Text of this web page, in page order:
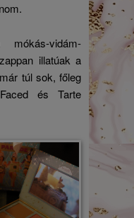
vidám-
illatúak a
túl sok, főleg
és Tarte